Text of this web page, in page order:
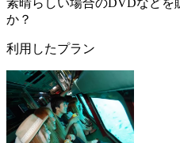
か？
利用したプラン